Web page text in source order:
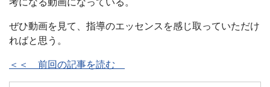
ぜひ動画を見て、指導のエッセンスを感じ取っていただけ
ればと思う。
＜＜ 前回の記事を読む